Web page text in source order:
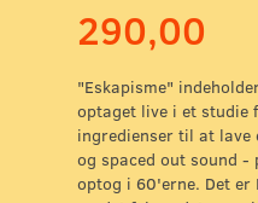
290,00
"Eskapisme"
optaget live i et studie
ingredienser til at lave
og spaced out sound -
optog i 60'erne. Det er